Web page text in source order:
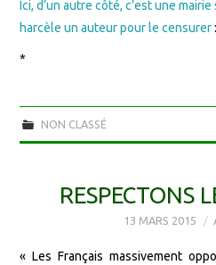
Ici, d’un autre côté, c’est une
harcèle un auteur pour le censurer
*
NON CLASSÉ
RESPECTONS
13 MARS 2015
« Les Français massivement